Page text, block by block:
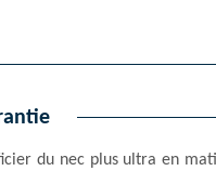
du nec plus ultra en